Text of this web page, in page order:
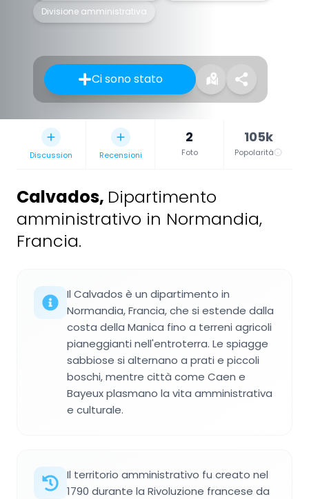
Divisione amministrativa
Ci sono stato
Discussion Recensioni
2
Foto
105k
Popolarità
Calvados, Dipartimento
amministrativo in Normandia,
Francia.
Il Calvados è un dipartimento in
Normandia, Francia, che si estende dalla
costa della Manica fino a terreni agricoli
pianeggianti nell'entroterra. Le spiagge
sabbiose si alternano a prati e piccoli
boschi, mentre città come Caen e
Bayeux plasmano la vita amministrativa
e culturale.
Il territorio amministrativo fu creato nel
1790 durante la Rivoluzione francese da